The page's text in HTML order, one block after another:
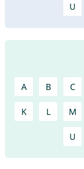
U
A B C
K L M
U